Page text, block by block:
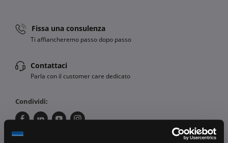
Fissa una consulenza
Ti affiancheremo passo dopo passo
Contattaci
Parla con il customer care dedicato
Condividi: